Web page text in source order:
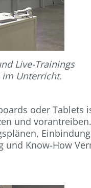
Live-Trainings
im Unterricht.
oder Tablets
und
Know-How